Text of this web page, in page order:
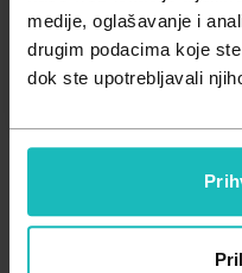
medije, oglašavanje i
drugim podacima koje
dok ste upotrebljavali
Zdravlje muškarca
Zdravlje žene
Minerali
Probiotici i prebiotici